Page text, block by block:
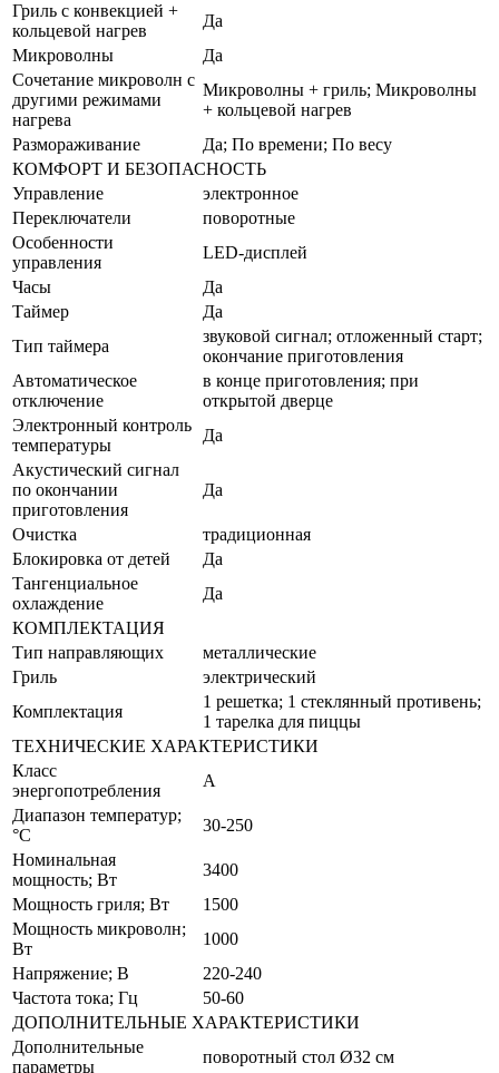
Гриль с конвекцией +
кольцевой нагрев
Да
Микроволны
Да
Сочетание микроволн с
другими режимами
нагрева
Микроволны + гриль; Микроволны
+ кольцевой нагрев
Размораживание
Да; По времени; По весу
КОМФОРТ И БЕЗОПАСНОСТЬ
Управление
электронное
Переключатели
поворотные
Особенности
управления
LED-дисплей
Часы
Да
Таймер
Да
Тип таймера
звуковой сигнал; отложенный старт;
окончание приготовления
Автоматическое
отключение
в конце приготовления; при
открытой дверце
Электронный контроль
температуры
Да
Акустический сигнал
по окончании
приготовления
Да
Очистка
традиционная
Блокировка от детей
Да
Тангенциальное
охлаждение
Да
КОМПЛЕКТАЦИЯ
Тип направляющих
металлические
Гриль
электрический
Комплектация
1 решетка; 1 стеклянный противень;
1 тарелка для пиццы
ТЕХНИЧЕСКИЕ ХАРАКТЕРИСТИКИ
Класс
энергопотребления
A
Диапазон температур;
°С
30-250
Номинальная
мощность; Вт
3400
Мощность гриля; Вт
1500
Мощность микроволн;
Вт
1000
Напряжение; В
220-240
Частота тока; Гц
50-60
ДОПОЛНИТЕЛЬНЫЕ ХАРАКТЕРИСТИКИ
Дополнительные
параметры
поворотный стол Ø32 см